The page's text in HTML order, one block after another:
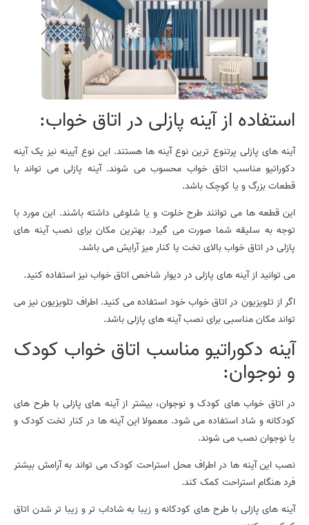
استفاده از آینه پازلی در اتاق خواب:
آینه های پازلی پرتنوع ترین نوع آینه ها هستند. این نوع آیینه نیز یک آینه
دکوراتیو مناسب اتاق خواب محسوب می شوند. آینه پازلی می تواند با
قطعات بزرگ و یا کوچک باشد.
این قطعه ها می توانند طرح خلوت و یا شلوغی داشته باشند. این مورد با
توجه به سلیقه شما صورت می گیرد. بهترین مکان برای نصب آینه های
پازلی در اتاق خواب بالای تخت یا کنار میز آرایش می باشد.
می توانید از آینه های پازلی در دیوار شاخص اتاق خواب نیز استفاده کنید.
اگر از تلویزیون در اتاق خواب خود استفاده می کنید. اطراف تلویزیون نیز می
تواند مکان مناسبی برای نصب آینه های پازلی باشد.
آینه دکوراتیو مناسب اتاق خواب کودک
و نوجوان:
در اتاق خواب های کودک و نوجوان، بیشتر از آینه های پازلی با طرح های
کودکانه و شاد استفاده می شود. معمولا این آینه ها در کنار تخت کودک و
یا نوجوان نصب می شوند.
نصب این آینه ها در اطراف محل استراحت کودک می تواند به آرامش بیشتر
فرد هنگام استراحت کمک کند.
آینه های پازلی با طرح های کودکانه و زیبا به شاداب تر و زیبا تر شدن اتاق